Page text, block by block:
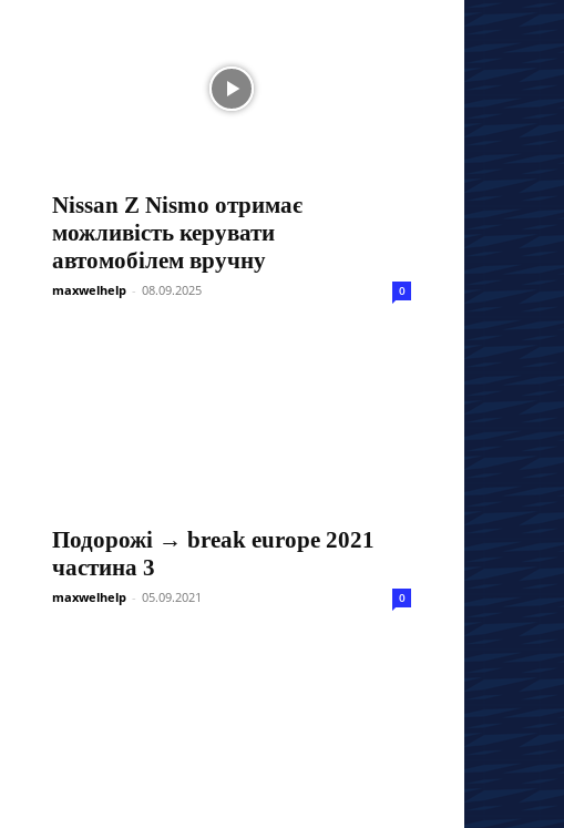
Nissan Z Nismo отримає
можливість керувати
автомобілем вручну
maxwelhelp - 08.09.2025 0
Подорожі → break europe 2021
частина 3
maxwelhelp - 05.09.2021 0